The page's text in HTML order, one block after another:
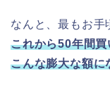
なんと、最もお手
これから50年間
こんな膨大な額に